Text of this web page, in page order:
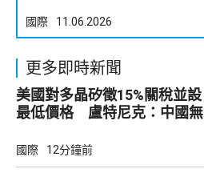
國際 11.06.2026
更多即時新聞
美國對多晶矽徵15%關稅並設
最低價格 盧特尼克：中國無
國際 12分鐘前